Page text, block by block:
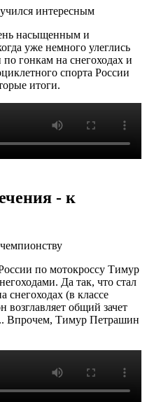
насыщенным и
уже немного улеглись
гонкам на снегоходах и
спорта России
итоги.
- к
по мотокроссу Тимур
Да так, что стал
снегоходах (в классе
общий зачет
Впрочем, Тимур Петрашин